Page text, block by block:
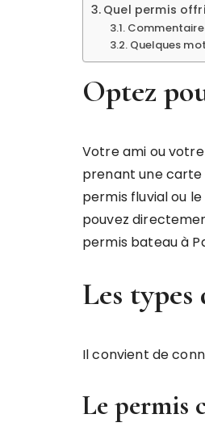
Quel permis
Quelques
Optez
Votre ami ou votre
prenant une carte
permis fluvial ou
pouvez
permis bateau à
Les
Il convient de
Le permis